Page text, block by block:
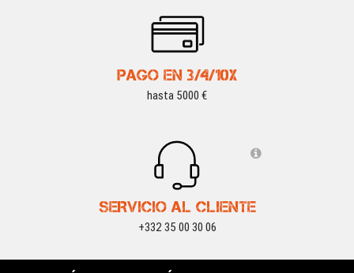
PAGO EN 3/4/10X
hasta 5000 €
SERVICIO AL CLIENTE
+332 35 00 30 06